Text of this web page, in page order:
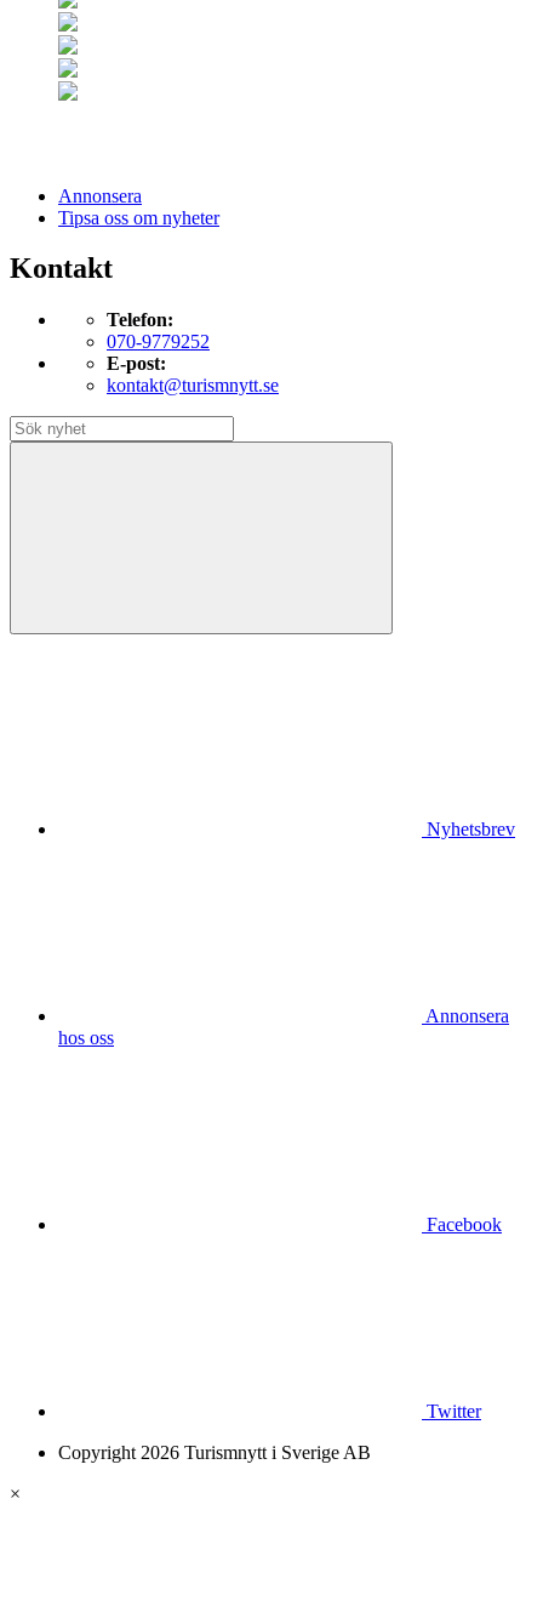
Annonsera
Tipsa oss om nyheter
Kontakt
Telefon:
070-9779252
E-post:
kontakt@turismnytt.se
Nyhetsbrev
Annonsera
hos oss
Facebook
Twitter
Copyright 2026 Turismnytt i Sverige AB
×